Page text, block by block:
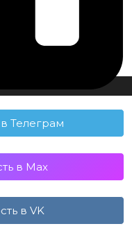
в Телеграм
в Max
в VK